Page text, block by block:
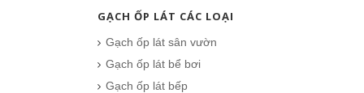
GẠCH ỐP LÁT CÁC LOẠI
Gạch ốp lát sân vườn
Gạch ốp lát bể bơi
Gạch ốp lát bếp